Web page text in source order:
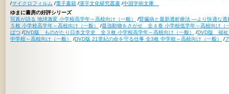
/マイクロフィルム /電子書籍 /漢字文化研究叢書 /中国学術文庫
ゆまに書房の好評シリーズ
写真が語る 地球激変 小学校高学年～高校向け（一般）
/腎臓病と最新透析療法 ―より快適な
５枚 小学校高学年～高校向け（一般）
/最強動物をさがせ 全４巻 小学校低学年～高校向け（
ばつ /DVD版 ものがたり日本文学史 全３枚 小学校高学年～高校向け（一般） /DVD版 福祉
中学校～高校向け（一般）
/DVD版 21世紀の命を守る仕事 全3枚 中学校～高校向け（一般） /